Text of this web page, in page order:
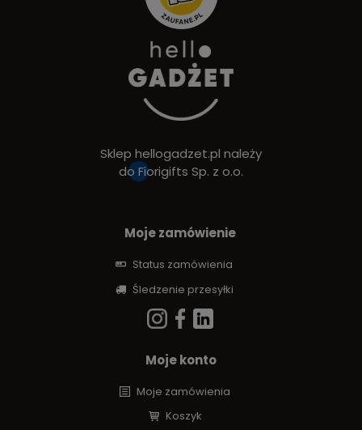
Sklep hellogadzet.pl należy
do Fiorigifts Sp. z o.o.
Moje zamówienie
Status zamówienia
Śledzenie przesyłki
Moje konto
Moje zamówienia
Koszyk